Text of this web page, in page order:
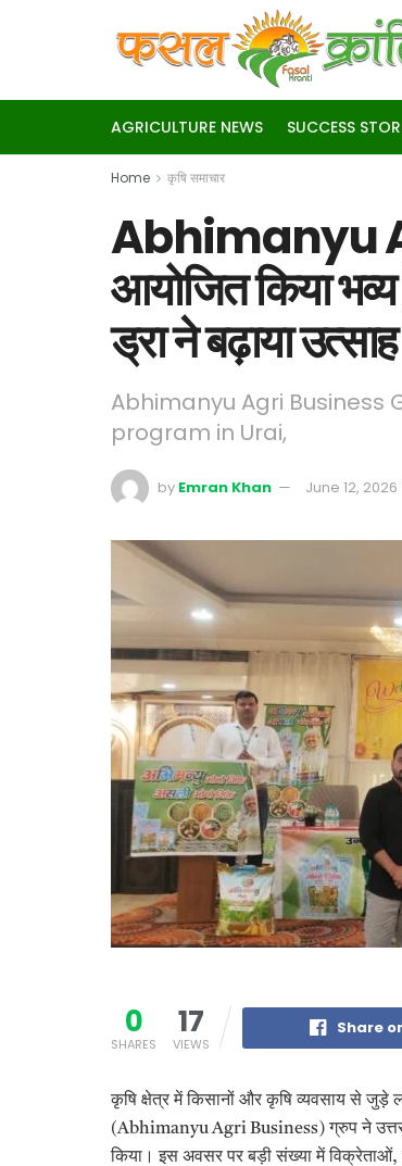
AGRICULTURE NEWS SUCCESS
Home कृषि समाचार
Abhimanyu
आयोजित किया
ड्रा ने बढ़ाया उत्साह
Abhimanyu Agri
program in Urai,
by Emran Khan June 12, 2026
0
SHARES
17
VIEWS
Share
कृषि क्षेत्र में किसानों और कृषि व्यवसाय से जुड़े
(Abhimanyu Agri Business) ग्रुप ने
किया। इस अवसर पर बड़ी संख्या में विक्रेताओं,